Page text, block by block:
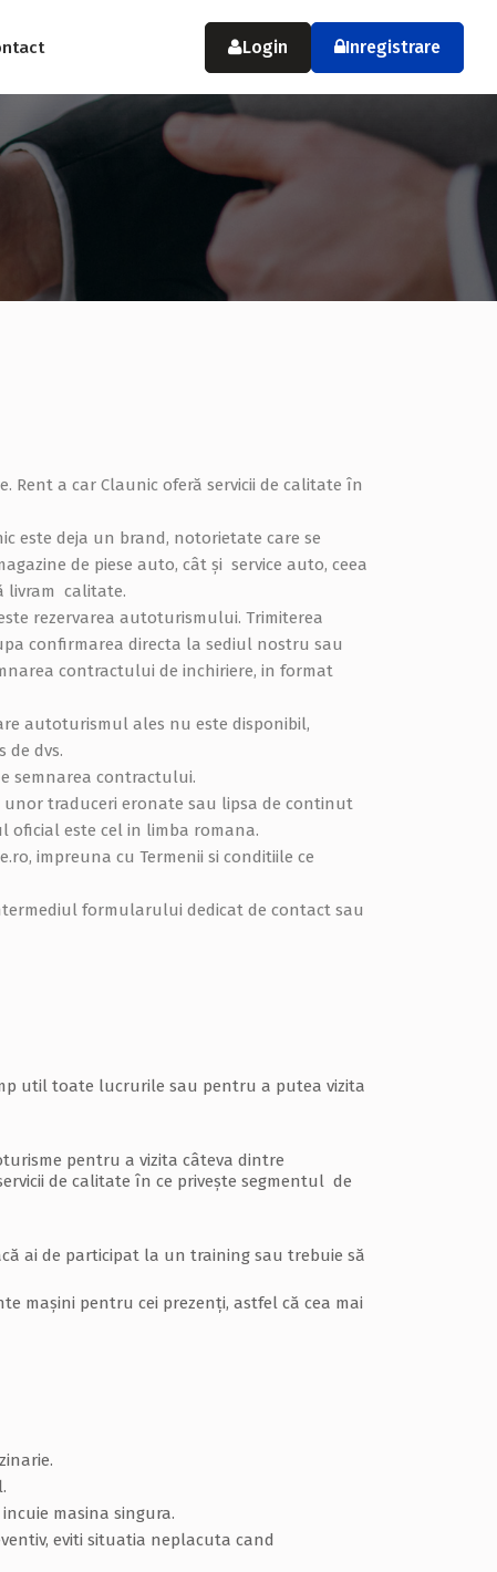
Login Inregistrare
Rent a car Claunic oferă servicii de calitate în
este deja un brand, notorietate care se
de piese auto, cât și service auto, ceea
livram calitate.
rezervarea autoturismului. Trimiterea
confirmarea directa la sediul nostru sau
contractului de inchiriere, in format
autoturismul ales nu este disponibil,
de dvs.
semnarea contractului.
traduceri eronate sau lipsa de continut
oficial este cel in limba romana.
impreuna cu Termenii si conditiile ce
formularului dedicat de contact sau
util toate lucrurile sau pentru a putea vizita
pentru a vizita câteva dintre
de calitate în ce privește segmentul de
ai de participat la un training sau trebuie să
mașini pentru cei prezenți, astfel că cea mai
masina singura.
eviti situatia neplacuta cand